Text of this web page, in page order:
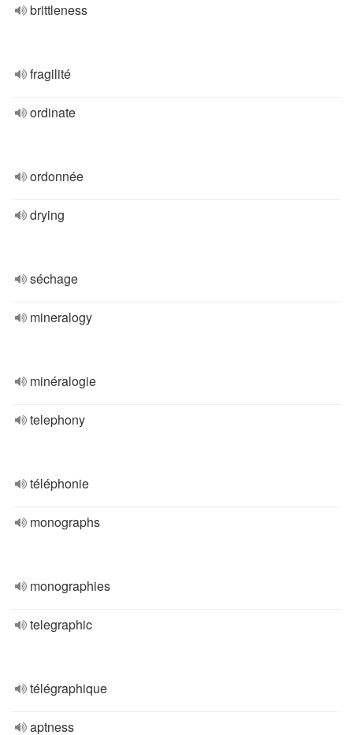
brittleness
fragilité
ordinate
ordonnée
drying
séchage
mineralogy
minéralogie
telephony
téléphonie
monographs
monographies
telegraphic
télégraphique
aptness